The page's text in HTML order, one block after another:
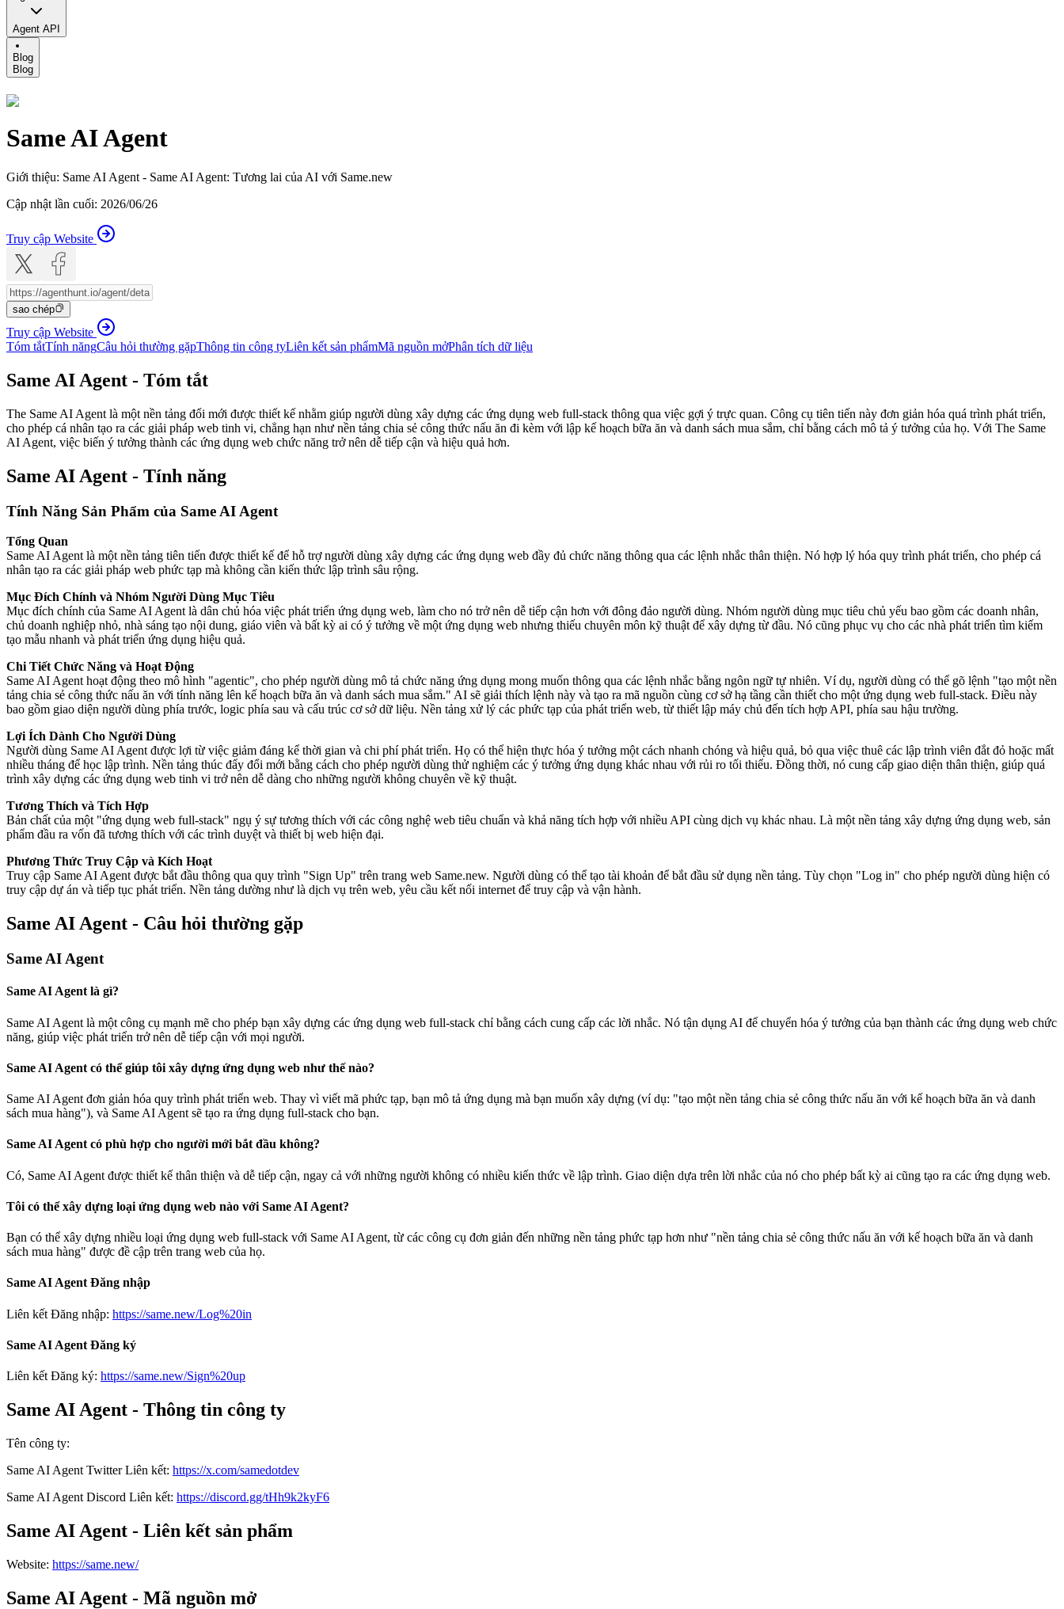
Agent API
Blog
Blog
Same AI Agent
Giới thiệu: Same AI Agent - Same AI Agent: Tương lai của AI với Same.new
Cập nhật lần cuối: 2026/06/26
Truy cập Website
sao chép
Truy cập Website
Tóm tắtTính năngCâu hỏi thường gặpThông tin công tyLiên kết sản phẩmMã nguồn mởPhân tích dữ liệu
Same AI Agent - Tóm tắt
The Same AI Agent là một nền tảng đổi mới được thiết kế nhằm giúp người dùng xây dựng các ứng dụng web full-stack thông qua việc gợi ý trực quan. Công cụ tiên tiến này đơn giản hóa quá trình phát triển,
cho phép cá nhân tạo ra các giải pháp web tinh vi, chẳng hạn như nền tảng chia sẻ công thức nấu ăn đi kèm với lập kế hoạch bữa ăn và danh sách mua sắm, chỉ bằng cách mô tả ý tưởng của họ. Với The Same
AI Agent, việc biến ý tưởng thành các ứng dụng web chức năng trở nên dễ tiếp cận và hiệu quả hơn.
Same AI Agent - Tính năng
Tính Năng Sản Phẩm của Same AI Agent
Tổng Quan
Same AI Agent là một nền tảng tiên tiến được thiết kế để hỗ trợ người dùng xây dựng các ứng dụng web đầy đủ chức năng thông qua các lệnh nhắc thân thiện. Nó hợp lý hóa quy trình phát triển, cho phép cá
nhân tạo ra các giải pháp web phức tạp mà không cần kiến thức lập trình sâu rộng.
Mục Đích Chính và Nhóm Người Dùng Mục Tiêu
Mục đích chính của Same AI Agent là dân chủ hóa việc phát triển ứng dụng web, làm cho nó trở nên dễ tiếp cận hơn với đông đảo người dùng. Nhóm người dùng mục tiêu chủ yếu bao gồm các doanh nhân,
chủ doanh nghiệp nhỏ, nhà sáng tạo nội dung, giáo viên và bất kỳ ai có ý tưởng về một ứng dụng web nhưng thiếu chuyên môn kỹ thuật để xây dựng từ đầu. Nó cũng phục vụ cho các nhà phát triển tìm kiếm
tạo mẫu nhanh và phát triển ứng dụng hiệu quả.
Chi Tiết Chức Năng và Hoạt Động
Same AI Agent hoạt động theo mô hình "agentic", cho phép người dùng mô tả chức năng ứng dụng mong muốn thông qua các lệnh nhắc bằng ngôn ngữ tự nhiên. Ví dụ, người dùng có thể gõ lệnh "tạo một nền
tảng chia sẻ công thức nấu ăn với tính năng lên kế hoạch bữa ăn và danh sách mua sắm." AI sẽ giải thích lệnh này và tạo ra mã nguồn cùng cơ sở hạ tầng cần thiết cho một ứng dụng web full-stack. Điều này
bao gồm giao diện người dùng phía trước, logic phía sau và cấu trúc cơ sở dữ liệu. Nền tảng xử lý các phức tạp của phát triển web, từ thiết lập máy chủ đến tích hợp API, phía sau hậu trường.
Lợi Ích Dành Cho Người Dùng
Người dùng Same AI Agent được lợi từ việc giảm đáng kể thời gian và chi phí phát triển. Họ có thể hiện thực hóa ý tưởng một cách nhanh chóng và hiệu quả, bỏ qua việc thuê các lập trình viên đắt đỏ hoặc mất
nhiều tháng để học lập trình. Nền tảng thúc đẩy đổi mới bằng cách cho phép người dùng thử nghiệm các ý tưởng ứng dụng khác nhau với rủi ro tối thiểu. Đồng thời, nó cung cấp giao diện thân thiện, giúp quá
trình xây dựng các ứng dụng web tinh vi trở nên dễ dàng cho những người không chuyên về kỹ thuật.
Tương Thích và Tích Hợp
Bản chất của một "ứng dụng web full-stack" ngụ ý sự tương thích với các công nghệ web tiêu chuẩn và khả năng tích hợp với nhiều API cùng dịch vụ khác nhau. Là một nền tảng xây dựng ứng dụng web, sản
phẩm đầu ra vốn đã tương thích với các trình duyệt và thiết bị web hiện đại.
Phương Thức Truy Cập và Kích Hoạt
Truy cập Same AI Agent được bắt đầu thông qua quy trình "Sign Up" trên trang web Same.new. Người dùng có thể tạo tài khoản để bắt đầu sử dụng nền tảng. Tùy chọn "Log in" cho phép người dùng hiện có
truy cập dự án và tiếp tục phát triển. Nền tảng dường như là dịch vụ trên web, yêu cầu kết nối internet để truy cập và vận hành.
Same AI Agent - Câu hỏi thường gặp
Same AI Agent
Same AI Agent là gì?
Same AI Agent là một công cụ mạnh mẽ cho phép bạn xây dựng các ứng dụng web full-stack chỉ bằng cách cung cấp các lời nhắc. Nó tận dụng AI để chuyển hóa ý tưởng của bạn thành các ứng dụng web chức
năng, giúp việc phát triển trở nên dễ tiếp cận với mọi người.
Same AI Agent có thể giúp tôi xây dựng ứng dụng web như thế nào?
Same AI Agent đơn giản hóa quy trình phát triển web. Thay vì viết mã phức tạp, bạn mô tả ứng dụng mà bạn muốn xây dựng (ví dụ: "tạo một nền tảng chia sẻ công thức nấu ăn với kế hoạch bữa ăn và danh
sách mua hàng"), và Same AI Agent sẽ tạo ra ứng dụng full-stack cho bạn.
Same AI Agent có phù hợp cho người mới bắt đầu không?
Có, Same AI Agent được thiết kế thân thiện và dễ tiếp cận, ngay cả với những người không có nhiều kiến thức về lập trình. Giao diện dựa trên lời nhắc của nó cho phép bất kỳ ai cũng tạo ra các ứng dụng web.
Tôi có thể xây dựng loại ứng dụng web nào với Same AI Agent?
Bạn có thể xây dựng nhiều loại ứng dụng web full-stack với Same AI Agent, từ các công cụ đơn giản đến những nền tảng phức tạp hơn như "nền tảng chia sẻ công thức nấu ăn với kế hoạch bữa ăn và danh
sách mua hàng" được đề cập trên trang web của họ.
Same AI Agent Đăng nhập
Liên kết Đăng nhập: https://same.new/Log%20in
Same AI Agent Đăng ký
Liên kết Đăng ký: https://same.new/Sign%20up
Same AI Agent - Thông tin công ty
Tên công ty:
Same AI Agent Twitter Liên kết: https://x.com/samedotdev
Same AI Agent Discord Liên kết: https://discord.gg/tHh9k2kyF6
Same AI Agent - Liên kết sản phẩm
Website: https://same.new/
Same AI Agent - Mã nguồn mở